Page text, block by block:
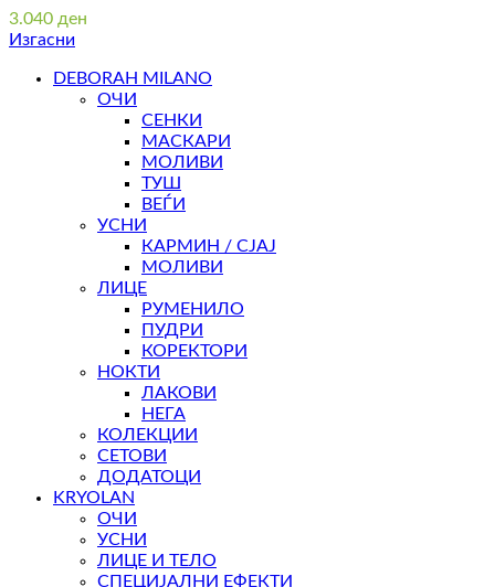
3.040 ден
Изгасни
DEBORAH MILANO
ОЧИ
СЕНКИ
МАСКАРИ
МОЛИВИ
ТУШ
ВЕЃИ
УСНИ
КАРМИН / СЈАЈ
МОЛИВИ
ЛИЦЕ
РУМЕНИЛО
ПУДРИ
КОРЕКТОРИ
НОКТИ
ЛАКОВИ
НЕГА
КОЛЕКЦИИ
СЕТОВИ
ДОДАТОЦИ
KRYOLAN
ОЧИ
УСНИ
ЛИЦЕ И ТЕЛО
СПЕЦИЈАЛНИ ЕФЕКТИ